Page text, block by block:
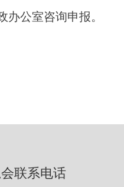
办公室咨询申报。
联系电话